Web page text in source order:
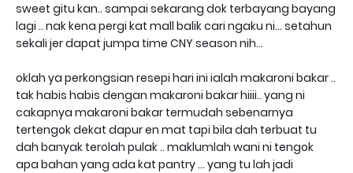
sweet gitu kan.. sampai sekarang dok terbayang bayang
lagi .. nak kena pergi kat mall balik cari ngaku ni... setahun
sekali jer dapat jumpa time CNY season nih...
oklah ya perkongsian resepi hari ini ialah makaroni bakar ..
tak habis habis dengan makaroni bakar hiiii.. yang ni
cakapnya makaroni bakar termudah sebenarnya
tertengok dekat dapur en mat tapi bila dah terbuat tu
dah banyak terolah pulak .. maklumlah wani ni tengok
apa bahan yang ada kat pantry ... yang tu lah jadi